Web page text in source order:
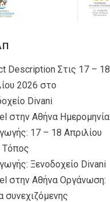
Description Στις 17 – 18
2026 στο
Divani
στην Αθήνα Ημερομηνία
17 – 18 Απριλίου
Ξενοδοχείο Divani
στην Αθήνα Οργάνωση:
συνεχιζόμενης